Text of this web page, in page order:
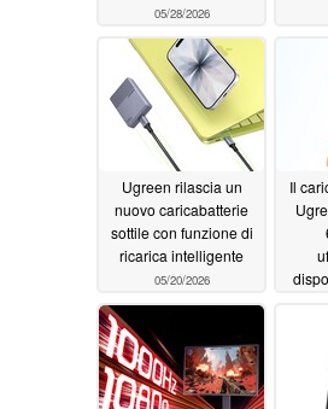
05/28/2026
Ugreen rilascia un
nuovo caricabatterie
sottile con funzione di
ricarica intelligente
05/20/2026
Il